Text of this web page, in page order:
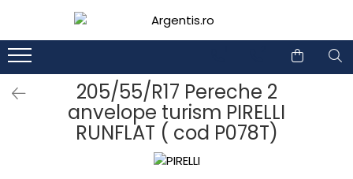
205/55/R17 Pereche 2
anvelope turism PIRELLI
RUNFLAT ( cod P078T)